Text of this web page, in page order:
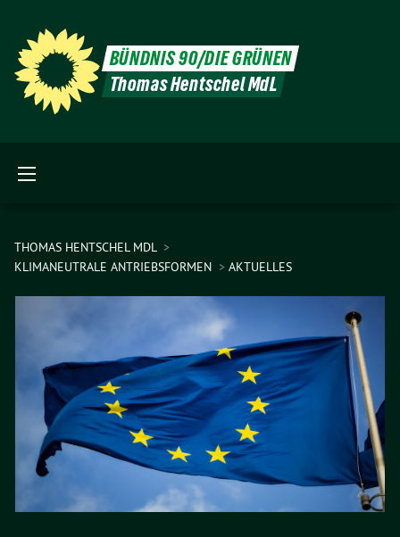
BÜNDNIS 90/DIE GRÜNEN
Thomas Hentschel MdL
THOMAS HENTSCHEL MDL
KLIMANEUTRALE ANTRIEBSFORMEN
AKTUELLES